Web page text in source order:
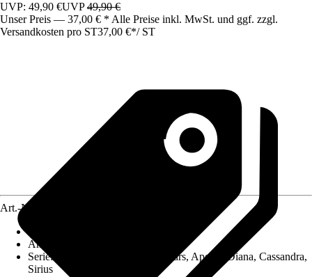
UVP: 49,90 €UVP49,90 €
Unser Preis — 37,00 € * Alle Preise inkl. MwSt. und ggf. zzgl.
Versandkosten pro ST37,00 €*/ ST
Art.-Nr.
Anwendungsbereich
Serie:
Venus, Uranus, Merkur, Mars, Apollo, Diana, Cassandra,
Sirius